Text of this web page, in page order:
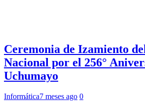
Ceremonia de Izamiento
Nacional por el 256°
Uchumayo
Informática7 meses ago 0